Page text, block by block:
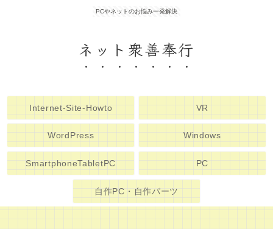
PCやネットのお悩み一発解決
ネット衆善奉行
Internet-Site-Howto VR
WordPress Windows
SmartphoneTabletPC PC
自作PC・自作パーツ